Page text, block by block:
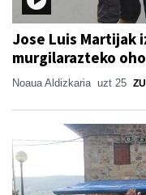
Jose Luis Martijak
murgilarazteko
Noaua Aldizkaria uzt 25